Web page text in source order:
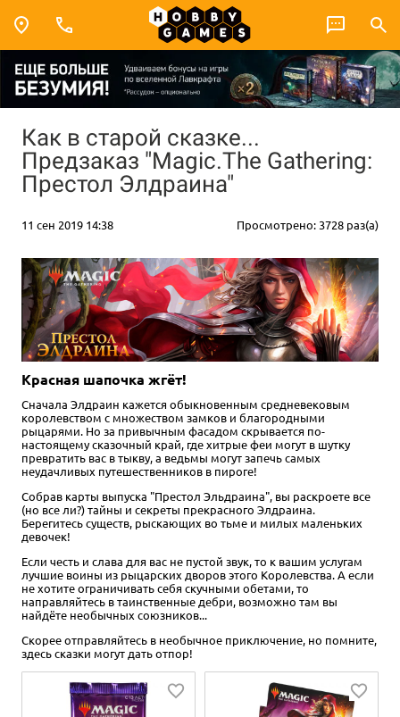
Как в старой сказке...
Предзаказ "Magic.The Gathering:
Престол Элдраина"
11 сен 2019 14:38 Просмотрено: 3728 раз(а)
Красная шапочка жгёт!
Сначала Элдраин кажется обыкновенным средневековым
королевством с множеством замков и благородными
рыцарями. Но за привычным фасадом скрывается по-
настоящему сказочный край, где хитрые феи могут в шутку
превратить вас в тыкву, а ведьмы могут запечь самых
неудачливых путешественников в пироге!
Собрав карты выпуска "Престол Эльдраина", вы раскроете все
(но все ли?) тайны и секреты прекрасного Элдраина.
Берегитесь существ, рыскающих во тьме и милых маленьких
девочек!
Если честь и слава для вас не пустой звук, то к вашим услугам
лучшие воины из рыцарских дворов этого Королевства. А если
не хотите ограничивать себя скучными обетами, то
направляйтесь в таинственные дебри, возможно там вы
найдёте необычных союзников...
Скорее отправляйтесь в необычное приключение, но помните,
здесь сказки могут дать отпор!